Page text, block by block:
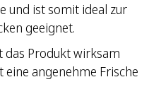
und ist somit ideal zur
geeignet.
das Produkt wirksam
eine angenehme Frische